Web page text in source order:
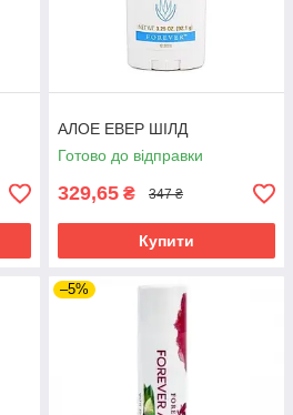
АЛОЕ ЕВЕР ШІЛД
Готово до відправки
329,65 ₴ 347 ₴
Купити
–5%